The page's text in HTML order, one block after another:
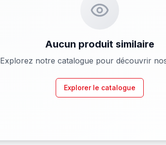
Aucun produit similaire
Explorez notre catalogue pour découvrir
Explorer le catalogue